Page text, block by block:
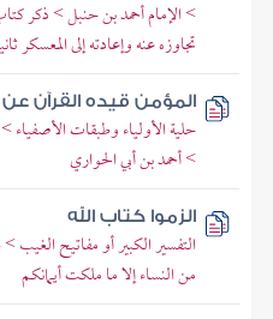
> الإمام أحمد بن حنبل > ذكر كتاب
تجاوزه عنه وإعادته إلى المعسكر
المؤمن قيده القرآن
حلية الأولياء وطبقات
> أحمد بن أبي الحواري
الزموا كتاب الله
التفسير الكبير أو مفاتيح
من النساء إلا ما ملكت أيمانكم